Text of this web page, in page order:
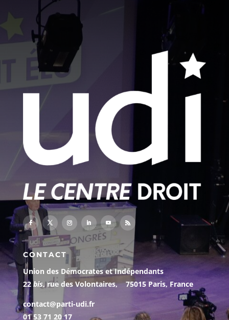
CONTACT
Union des Démocrates et Indépendants
22 bis, rue des Volontaires, 75015 Paris, France
contact@parti-udi.fr
01 53 71 20 17